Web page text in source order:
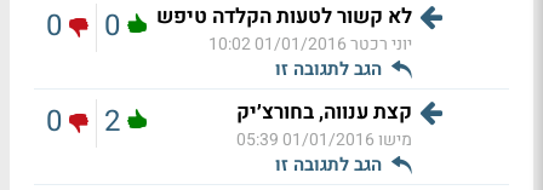
לא קשור לטעות הקלדה טיפש
יוני רכטר01/01/2016 10:02
הגב לתגובה זו
0
0
קצת ענווה, בחורצ׳יק
מישו01/01/2016 05:39
הגב לתגובה זו
2
0